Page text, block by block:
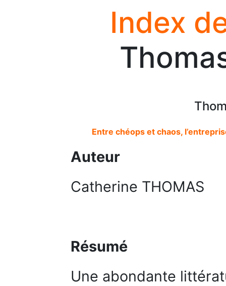
Index
Entre chéops et chaos,
Auteur
Catherine THOMAS
Résumé
Une abondante